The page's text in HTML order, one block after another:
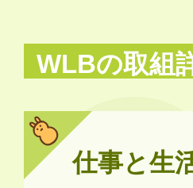
WLBの取組
仕事と生